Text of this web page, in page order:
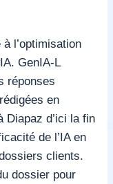
l’optimisation
GenIA-L
réponses
en
Diapaz d’ici la fin
de l’IA en
clients.
dossier pour